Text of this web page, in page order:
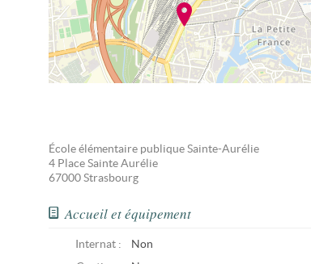
École élémentaire publique Sainte-Aurélie
4 Place Sainte Aurélie
67000 Strasbourg
Accueil et équipement
Internat :
Non